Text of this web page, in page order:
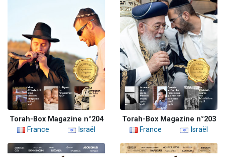
Torah-Box Magazine n°204
France
Israël
Torah-Box Magazine n°203
France
Israël